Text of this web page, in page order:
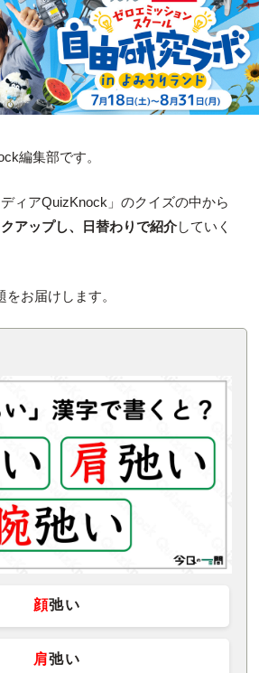
編集部です。
ィアQuizKnock」のクイズの中から
アップし、日替わりで紹介していく
お届けします。
顔弛い
肩弛い